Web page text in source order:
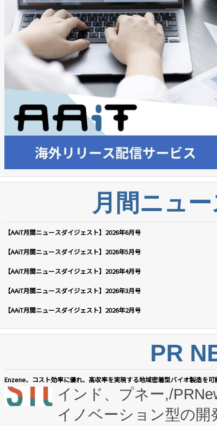
月間ニュ
【AAiT月間ニュースダイジェスト】2026年6月号
【AAiT月間ニュースダイジェスト】2026年5月号
【AAiT月間ニュースダイジェスト】2026年4月号
【AAiT月間ニュースダイジェスト】2026年3月号
【AAiT月間ニュースダイジェスト】2026年2月号
PR
Enzene、コスト効率に優れ、高収率を実現する地域密着型バイオ製造を
インド、プネー,/
イノベーション型の